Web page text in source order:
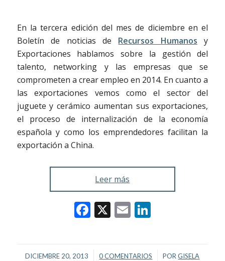
En la tercera edición del mes de diciembre en el
Boletín de noticias de Recursos Humanos y
Exportaciones hablamos sobre la gestión del
talento, networking y las empresas que se
comprometen a crear empleo en 2014. En cuanto a
las exportaciones vemos como el sector del
juguete y cerámico aumentan sus exportaciones,
el proceso de internalización de la economía
española y como los emprendedores facilitan la
exportación a China.
Leer más
Facebook
X EmailLinkedIn
DICIEMBRE 20, 2013
/ 0 COMENTARIOS
/ PORGISELA